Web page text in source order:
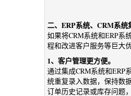
二、ERP系统、CRM系统
如果将CRM系统和ERP系
程和改进客户服务等巨大
1、客户管理更方便。
通过集成CRM系统和ERP
统重复录入数据，保持数
订单历史记录或库存问题